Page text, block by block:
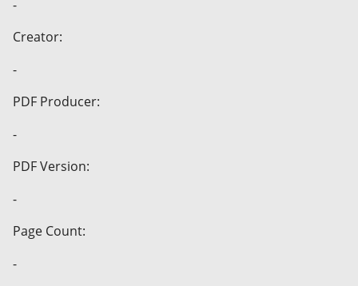
-
Creator:
-
PDF Producer:
-
PDF Version:
-
Page Count:
-